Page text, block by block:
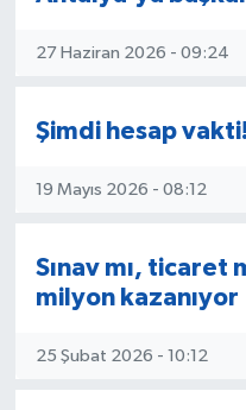
kanaldan
ile aynı
Önalp;
Önalp,
Tahsin
Cemiyeti
27 Haziran 2026 - 09:24
Şimdi hesap vakti!
19 Mayıs 2026 - 08:12
Sınav mı, ticaret
milyon kazanıyor
25 Şubat 2026 - 10:12
Eğitim
Çevre
Kültür ve Sanat